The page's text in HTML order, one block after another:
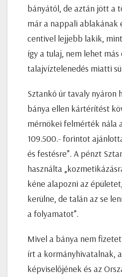
bányától, de aztán jött a
már a nappali ablakának
centivel lejjebb lakik,
így a tulaj, nem lehet
talajvíztelenedés miatti
Sztankó úr tavaly nyáron
bánya ellen kártérítést
mérnökei felmérték nála
109.500.- forintot
és festésre”. A pénzt
használta
kéne alapozni az
kerülne, de talán az se
a folyamatot”.
Mivel a bánya nem
írt a kormányhivatalnak,
képviselőjének és az